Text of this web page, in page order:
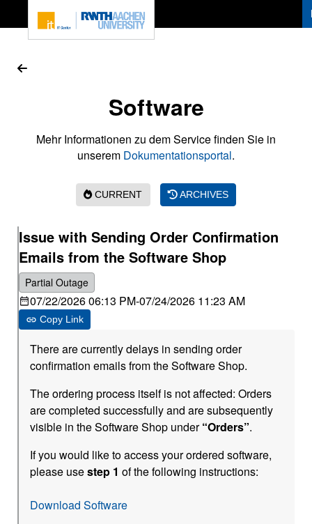
Software
Mehr Informationen zu dem Service finden Sie in
unserem Dokumentationsportal.
CURRENT ARCHIVES
Issue with Sending Order Confirmation
Emails from the Software Shop
Partial Outage
07/22/2026 06:13 PM-07/24/2026 11:23 AM
Copy Link
There are currently delays in sending order
confirmation emails from the Software Shop.
The ordering process itself is not affected: Orders
are completed successfully and are subsequently
visible in the Software Shop under“Orders”.
If you would like to access your ordered software,
please usestep 1 of the following instructions:
Download Software